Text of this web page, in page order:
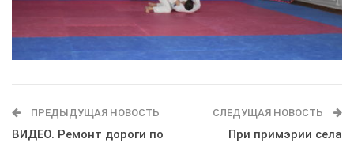
ПРЕДЫДУЩАЯ НОВОСТЬ
ВИДЕО. Ремонт дороги по
СЛЕДУЩАЯ НОВОСТЬ
При примэрии села